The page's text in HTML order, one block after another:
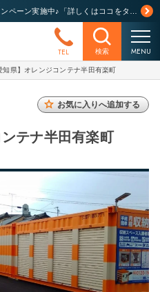
TEL 検索 MENU
知県】オレンジコンテナ半田有楽町
ンテナ半田有楽町
お気に入りへ追加する